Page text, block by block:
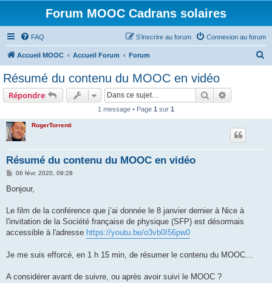
Forum MOOC Cadrans solaires
FAQ Connexion au forum
S’inscrire au forum
Accueil MOOC Accueil Forum Forum
Résumé du contenu du MOOC en vidéo
Répondre Rechercher
1 message • Page 1 sur 1
RogerTorrenti
Résumé du contenu du MOOC en vidéo
M
s
g
06 févr. 2020, 09:28
Bonjour,
Le film de la conférence que j’ai donnée le 8 janvier dernier à Nice à
l'invitation de la Société française de physique (SFP) est désormais
accessible à l'adresse https://youtu.be/o3vb0I56pw0
Je me suis efforcé, en 1 h 15 min, de résumer le contenu du MOOC…
A considérer avant de suivre, ou après avoir suivi le MOOC ?